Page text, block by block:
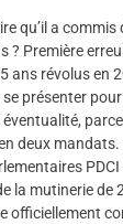
qu’il a commis
? Première
ans révolus en
se présenter
deux
la mutinerie
officiellement